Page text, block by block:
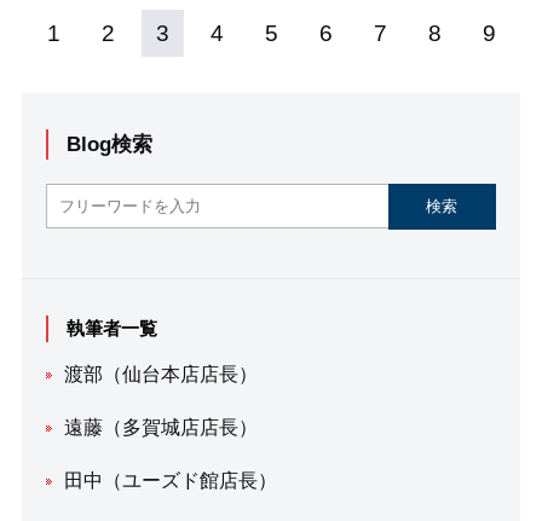
1 2 3 4 5 6 7 8 9
Blog検索
執筆者一覧
渡部（仙台本店店長）
遠藤（多賀城店店長）
田中（ユーズド館店長）